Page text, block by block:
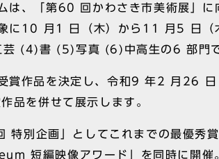
、「第60 回かわさき市美術展」に
に10 月1 日（木）から11 月5 日（
(4)書 (5)写真 (6)中高生の6 部門で
賞作品を決定し、令和9 年2 月26
品を併せて展示します。
別企画」としてこれまでの最優秀
短編映像アワード」を同時に開